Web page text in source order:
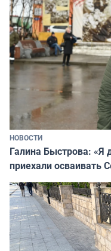
НОВОСТИ
Галина Быстрова: «Я
приехали осваивать